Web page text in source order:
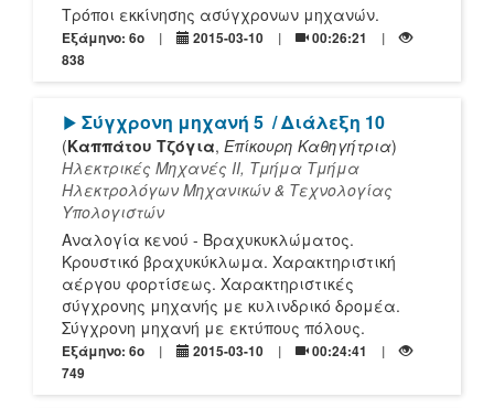
Τρόποι εκκίνησης ασύγχρονων μηχανών.
Εξάμηνο: 6o 2015-03-10
00:26:21
838
[Play]
Σύγχρονη μηχανή 5 / Διάλεξη 10
(Καππάτου Τζόγια, Επίκουρη Καθηγήτρια)
Ηλεκτρικές Μηχανές ΙΙ, Τμήμα Τμήμα
Ηλεκτρολόγων Μηχανικών & Τεχνολογίας
Υπολογιστών
Αναλογία κενού - Βραχυκυκλώματος.
Κρουστικό βραχυκύκλωμα. Χαρακτηριστική
αέργου φορτίσεως. Χαρακτηριστικές
σύγχρονης μηχανής με κυλινδρικό δρομέα.
Σύγχρονη μηχανή με εκτύπους πόλους.
Εξάμηνο: 6o 2015-03-10
00:24:41
749